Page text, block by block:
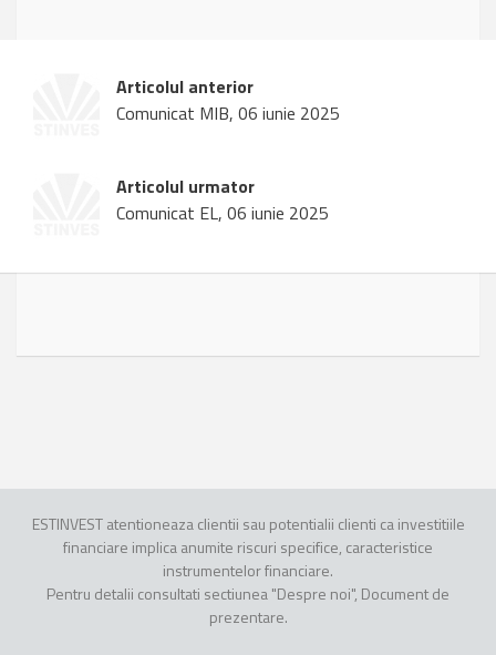
Articolul anterior
Comunicat MIB, 06 iunie 2025
Articolul urmator
Comunicat EL, 06 iunie 2025
ESTINVEST atentioneaza clientii sau potentialii clienti ca investitiile
financiare implica anumite riscuri specifice, caracteristice
instrumentelor financiare.
Pentru detalii consultati sectiunea "Despre noi", Document de
prezentare.